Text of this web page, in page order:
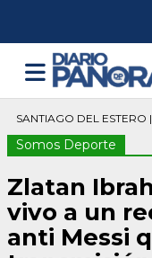
SANTIAGO DEL ESTERO
Somos Deporte
Zlatan
vivo a un
anti Messi